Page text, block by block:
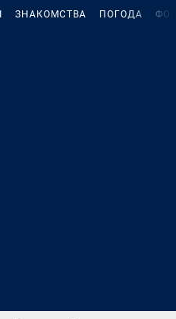
ЗНАКОМСТВА ПОГОДА